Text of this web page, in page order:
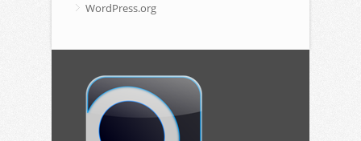
WordPress.org